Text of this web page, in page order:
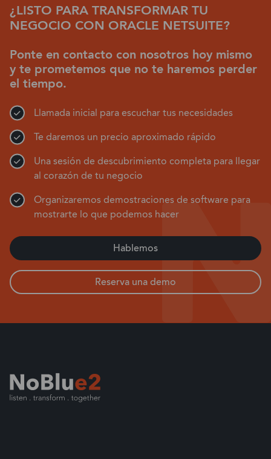
¿LISTO PARA TRANSFORMAR TU
NEGOCIO CON ORACLE NETSUITE?
Ponte en contacto con nosotros hoy mismo
y te prometemos que no te haremos perder
el tiempo.
Llamada inicial para escuchar tus necesidades
Te daremos un precio aproximado rápido
Una sesión de descubrimiento completa para llegar
al corazón de tu negocio
Organizaremos demostraciones de software para
mostrarte lo que podemos hacer
Hablemos
Reserva una demo